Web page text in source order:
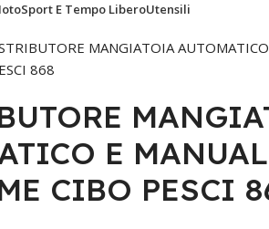
Sport E Tempo LiberoUtensili
MANGIATOIA
868
E
CIBO PESCI